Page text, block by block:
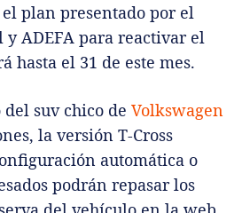
plan presentado por el
ADEFA para reactivar el
hasta el 31 de este mes.
suv chico de Volkswagen
la versión T-Cross
automática o
podrán repasar los